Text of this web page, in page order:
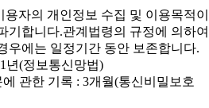
자의 개인정보 수집 및 이용목적이
기합니다.관계법령의 규정에 의하여
우에는 일정기간 동안 보존합니다.
년(정보통신망법)
관한 기록 : 3개월(통신비밀보호